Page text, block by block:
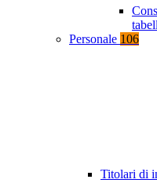
Personale 106
Titolari di